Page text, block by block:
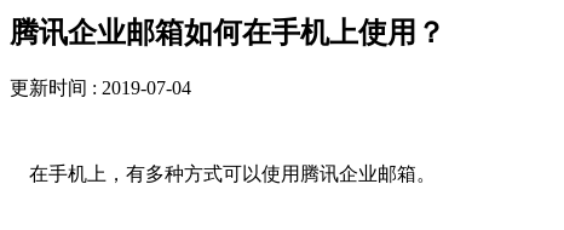
腾讯企业邮箱如何在手机上使用？
更新时间 : 2019-07-04
在手机上，有多种方式可以使用腾讯企业邮箱。